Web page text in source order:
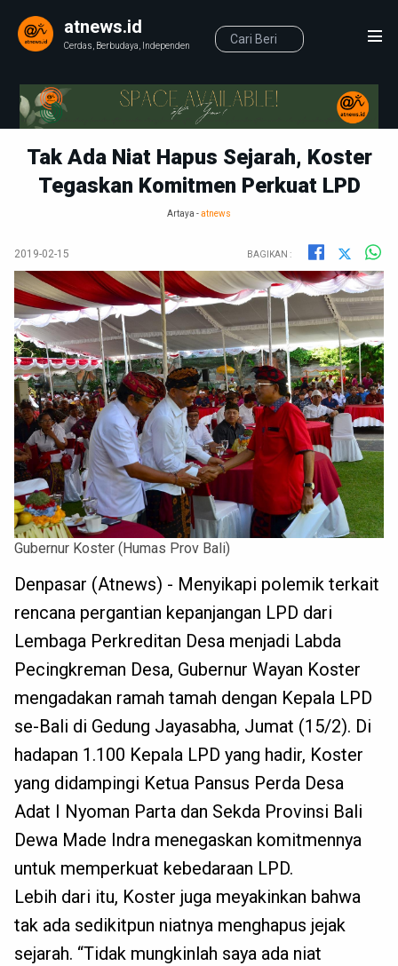
atnews.id
Cerdas, Berbudaya, Independen
Tak Ada Niat Hapus Sejarah, Koster
Tegaskan Komitmen Perkuat LPD
Artaya -atnews
2019-02-15 BAGIKAN :
Gubernur Koster (Humas Prov Bali)
Denpasar (Atnews) - Menyikapi polemik terkait
rencana pergantian kepanjangan LPD dari
Lembaga Perkreditan Desa menjadi Labda
Pecingkreman Desa, Gubernur Wayan Koster
mengadakan ramah tamah dengan Kepala LPD
se-Bali di Gedung Jayasabha, Jumat (15/2). Di
hadapan 1.100 Kepala LPD yang hadir, Koster
yang didampingi Ketua Pansus Perda Desa
Adat I Nyoman Parta dan Sekda Provinsi Bali
Dewa Made Indra menegaskan komitmennya
untuk memperkuat kebedaraan LPD.
Lebih dari itu, Koster juga meyakinkan bahwa
tak ada sedikitpun niatnya menghapus jejak
sejarah. “Tidak mungkinlah saya ada niat